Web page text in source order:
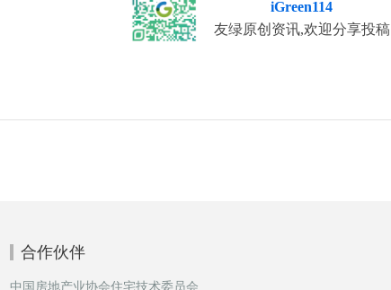
iGreen114
友绿原创资讯,欢迎分享投稿
合作伙伴
中国房地产业协会住宅技术委员会